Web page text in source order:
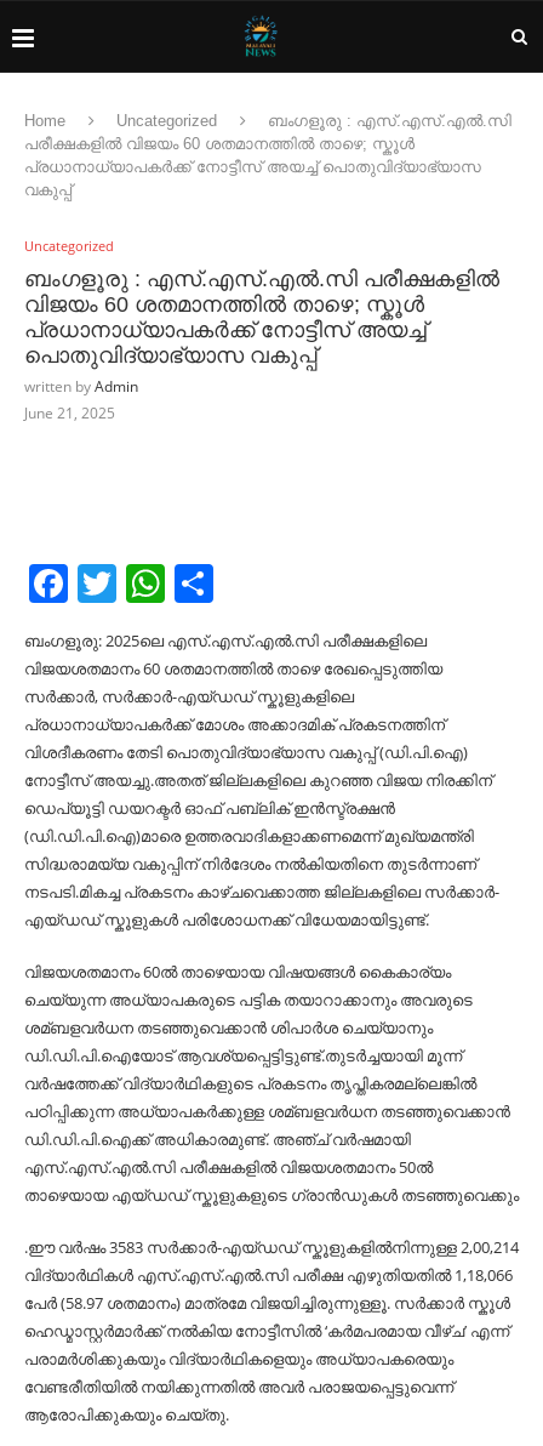
Home Uncategorized
ബംഗളൂരു : എസ്.എസ്.എല്‍.സി
പരീക്ഷകളില്‍ വിജയം 60 ശതമാനത്തില്‍ താഴെ; സ്കൂള്‍
പ്രധാനാധ്യാപകര്‍ക്ക് നോട്ടീസ് അയച്ച്‌ പൊതുവിദ്യാഭ്യാസ
വകുപ്പ്
Uncategorized
ബംഗളൂരു : എസ്.എസ്.എല്‍.സി പരീക്ഷകളില്‍
വിജയം 60 ശതമാനത്തില്‍ താഴെ; സ്കൂള്‍
പ്രധാനാധ്യാപകര്‍ക്ക് നോട്ടീസ് അയച്ച്‌
പൊതുവിദ്യാഭ്യാസ വകുപ്പ്
written byAdmin
June 21, 2025
Facebook
TwitterWhatsApp
ബംഗളൂരു: 2025ലെ എസ്.എസ്.എല്‍.സി പരീക്ഷകളിലെ
വിജയശതമാനം 60 ശതമാനത്തില്‍ താഴെ രേഖപ്പെടുത്തിയ
സർക്കാർ, സർക്കാർ-എയ്ഡഡ് സ്കൂളുകളിലെ
പ്രധാനാധ്യാപകർക്ക് മോശം അക്കാദമിക് പ്രകടനത്തിന്
വിശദീകരണം തേടി പൊതുവിദ്യാഭ്യാസ വകുപ്പ് (ഡി.പി.ഐ)
നോട്ടീസ് അയച്ചു.അതത് ജില്ലകളിലെ കുറഞ്ഞ വിജയ നിരക്കിന്
ഡെപ്യൂട്ടി ഡയറക്ടർ ഓഫ് പബ്ലിക് ഇൻസ്ട്രക്ഷൻ
(ഡി.ഡി.പി.ഐ)മാരെ ഉത്തരവാദികളാക്കണമെന്ന് മുഖ്യമന്ത്രി
സിദ്ധരാമയ്യ വകുപ്പിന് നിർദേശം നല്‍കിയതിനെ തുടർന്നാണ്
നടപടി.മികച്ച പ്രകടനം കാഴ്ചവെക്കാത്ത ജില്ലകളിലെ സർക്കാർ-
എയ്ഡഡ് സ്കൂളുകള്‍ പരിശോധനക്ക് വിധേയമായിട്ടുണ്ട്.
വിജയശതമാനം 60ല്‍ താഴെയായ വിഷയങ്ങള്‍ കൈകാര്യം
ചെയ്യുന്ന അധ്യാപകരുടെ പട്ടിക തയാറാക്കാനും അവരുടെ
ശമ്ബളവർധന തടഞ്ഞുവെക്കാൻ ശിപാർശ ചെയ്യാനും
ഡി.ഡി.പി.ഐയോട് ആവശ്യപ്പെട്ടിട്ടുണ്ട്.തുടർച്ചയായി മൂന്ന്
വർഷത്തേക്ക് വിദ്യാർഥികളുടെ പ്രകടനം തൃപ്തികരമല്ലെങ്കില്‍
പഠിപ്പിക്കുന്ന അധ്യാപകർക്കുള്ള ശമ്ബളവർധന തടഞ്ഞുവെക്കാൻ
ഡി.ഡി.പി.ഐക്ക് അധികാരമുണ്ട്. അഞ്ച് വർഷമായി
എസ്.എസ്.എല്‍.സി പരീക്ഷകളില്‍ വിജയശതമാനം 50ല്‍
താഴെയായ എയ്ഡഡ് സ്കൂളുകളുടെ ഗ്രാൻഡുകള്‍ തടഞ്ഞുവെക്കും
.ഈ വർഷം 3583 സർക്കാർ-എയ്ഡഡ് സ്കൂളുകളില്‍നിന്നുള്ള 2,00,214
വിദ്യാർഥികള്‍ എസ്.എസ്.എല്‍.സി പരീക്ഷ എഴുതിയതില്‍ 1,18,066
പേർ (58.97 ശതമാനം) മാത്രമേ വിജയിച്ചിരുന്നുള്ളൂ. സർക്കാർ സ്കൂള്‍
ഹെഡ്മാസ്റ്റർമാർക്ക് നല്‍കിയ നോട്ടീസില്‍ ‘കർമപരമായ വീഴ്ച’ എന്ന്
പരാമർശിക്കുകയും വിദ്യാർഥികളെയും അധ്യാപകരെയും
വേണ്ടരീതിയില്‍ നയിക്കുന്നതില്‍ അവർ പരാജയപ്പെട്ടുവെന്ന്
ആരോപിക്കുകയും ചെയ്തു.